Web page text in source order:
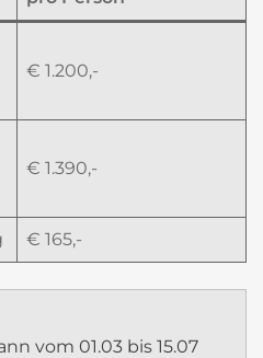
€ 1.200,-
€ 1.390,-
€ 165,-
vom 01.03 bis 15.07